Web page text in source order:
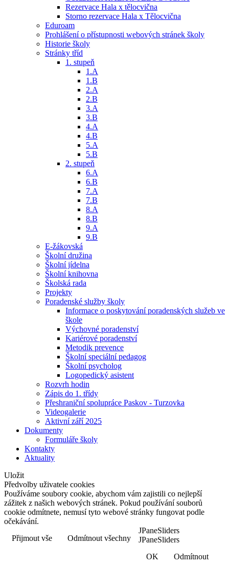
Rezervace Hala x tělocvična
Storno rezervace Hala x Tělocvična
Eduroam
Prohlášení o přístupnosti webových stránek školy
Historie školy
Stránky tříd
1. stupeň
1.A
1.B
2.A
2.B
3.A
3.B
4.A
4.B
5.A
5.B
2. stupeň
6.A
6.B
7.A
7.B
8.A
8.B
9.A
9.B
E-žákovská
Školní družina
Školní jídelna
Školní knihovna
Školská rada
Projekty
Poradenské služby školy
Informace o poskytování poradenských služeb ve
škole
Výchovné poradenství
Kariérové poradenství
Metodik prevence
Školní speciální pedagog
Školní psycholog
Logopedický asistent
Rozvrh hodin
Zápis do 1. třídy
Přeshraniční spolupráce Paskov - Turzovka
Videogalerie
Aktivní září 2025
Dokumenty
Formuláře školy
Kontakty
Aktuality
Uložit
Předvolby uživatele cookies
Používáme soubory cookie, abychom vám zajistili co nejlepší
zážitek z našich webových stránek. Pokud používání souborů
cookie odmítnete, nemusí tyto webové stránky fungovat podle
očekávání.
Přijmout vše
Odmítnout všechny
JPaneSliders
JPaneSliders
OK
Odmítnout